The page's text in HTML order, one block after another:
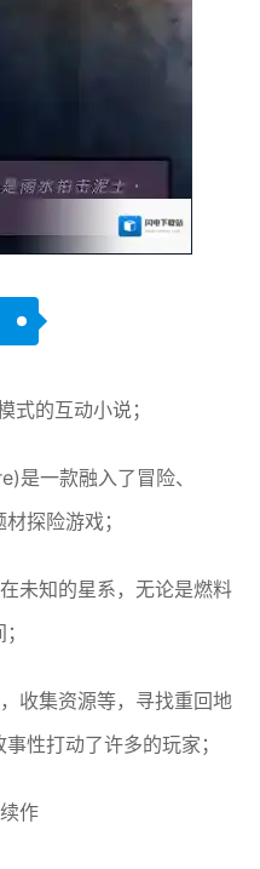
式的互动小说；
是一款融入了冒险、
探险游戏；
未知的星系，无论是燃料
收集资源等，寻找重回地
性打动了许多的玩家；
作